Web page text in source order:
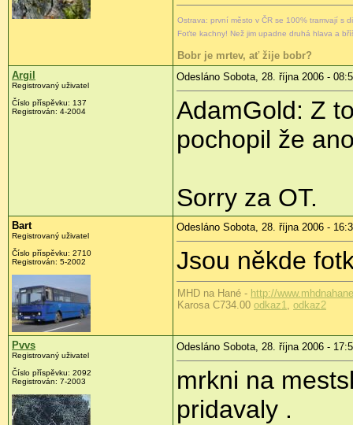
Ostrava: první město v ČR se 100% tramvají s
Foťte kachny! Než jim upadne druhá hlava a
Bobr je mrtev, ať žije bobr?
Argil
Registrovaný uživatel
Číslo příspěvku: 137
Registrován: 4-2004
Odesláno Sobota, 28. října 2006 -
AdamGold: Z
pochopil že
Sorry za OT.
Bart
Registrovaný uživatel
Číslo příspěvku: 2710
Registrován: 5-2002
Odesláno Sobota, 28. října 2006 -
Jsou někde
MHD na Hané - http://
Karosa C734.00 odkaz1, odkaz2
Pvvs
Registrovaný uživatel
Číslo příspěvku: 2092
Registrován: 7-2003
Odesláno Sobota, 28. října 2006 -
mrkni na
pridavaly .